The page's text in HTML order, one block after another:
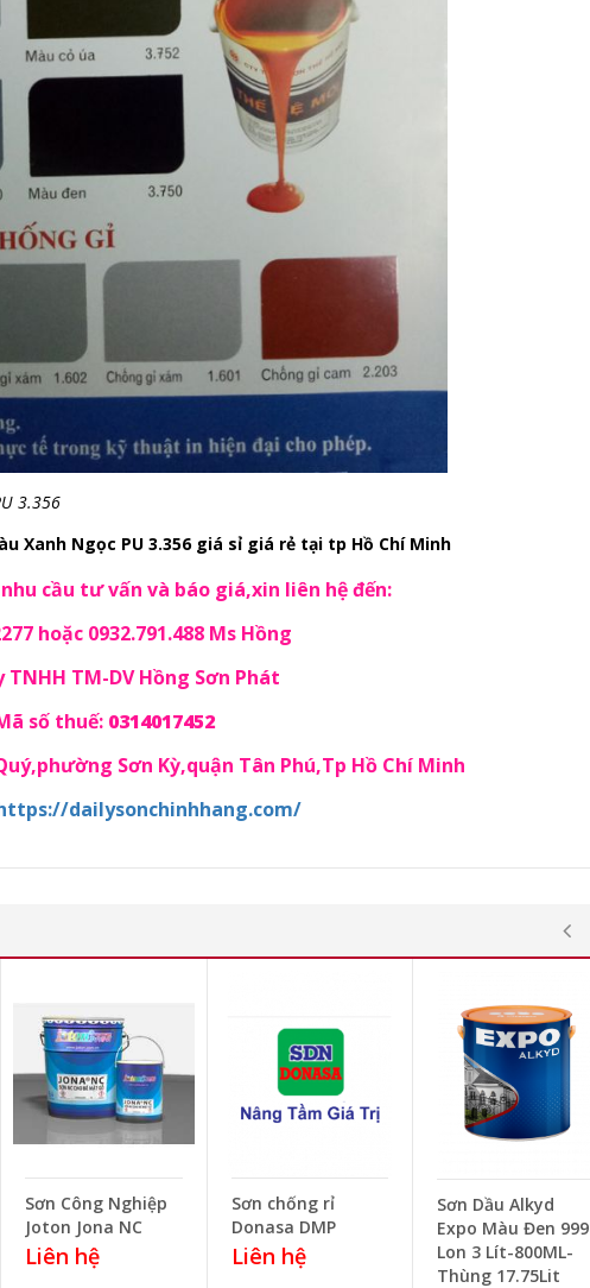
3.356
Xanh Ngọc PU 3.356 giá sỉ giá rẻ tại tp Hồ Chí Minh
cầu tư vấn và báo giá,xin liên hệ đến:
hoặc 0932.791.488 Ms Hồng
TNHH TM-DV Hồng Sơn Phát
số thuế: 0314017452
Sơn Kỳ,quận Tân Phú,Tp Hồ Chí Minh
dailysonchinhhang.com/
Sơn Công Nghiệp
Joton Jona NC
Liên hệ
Sơn chống rỉ
Donasa DMP
Liên hệ
Sơn Dầu Alkyd
Expo Màu Đen 999
Lon 3 Lít-800ML-
Thùng 17.75Lit